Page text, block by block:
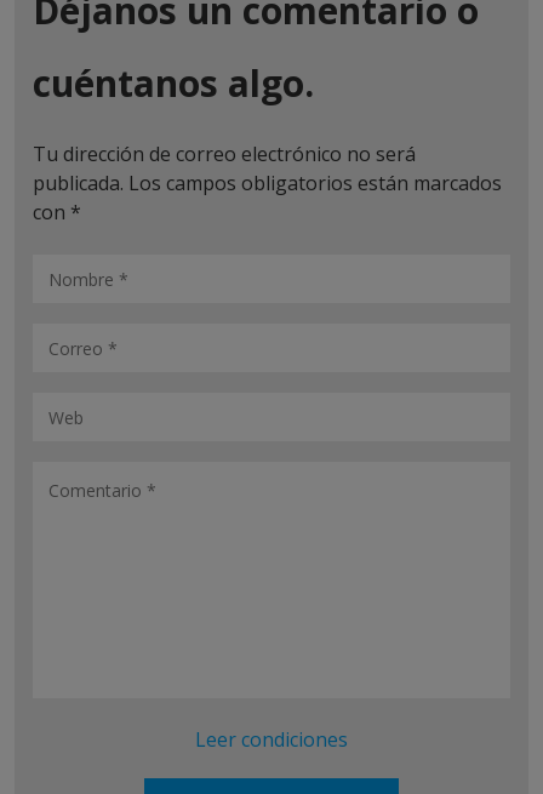
Déjanos un comentario o
cuéntanos algo.
Tu dirección de correo electrónico no será
publicada. Los campos obligatorios están marcados
con *
Leer condiciones